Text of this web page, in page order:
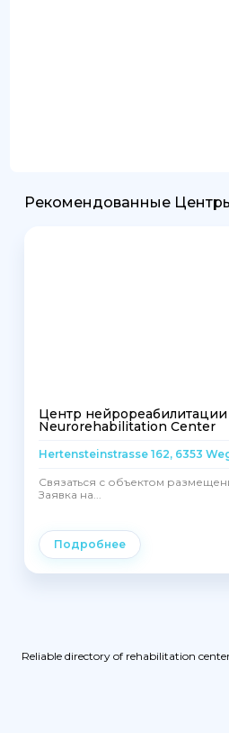
Рекомендованные
Центр
Neurorehabilitation Center
Hertensteinstrasse 162, 6353
Связаться с объектом
Заявка на...
Подробнее
Reliable directory of rehabilitation